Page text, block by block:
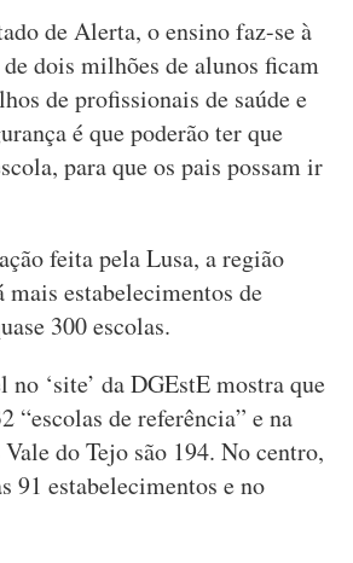
de Alerta, o ensino faz-se à
dois milhões de alunos ficam
de profissionais de saúde e
é que poderão ter que
para que os pais possam ir
feita pela Lusa, a região
mais estabelecimentos de
300 escolas.
‘site’ da DGEstE mostra que
“escolas de referência” e na
do Tejo são 194. No centro,
91 estabelecimentos e no